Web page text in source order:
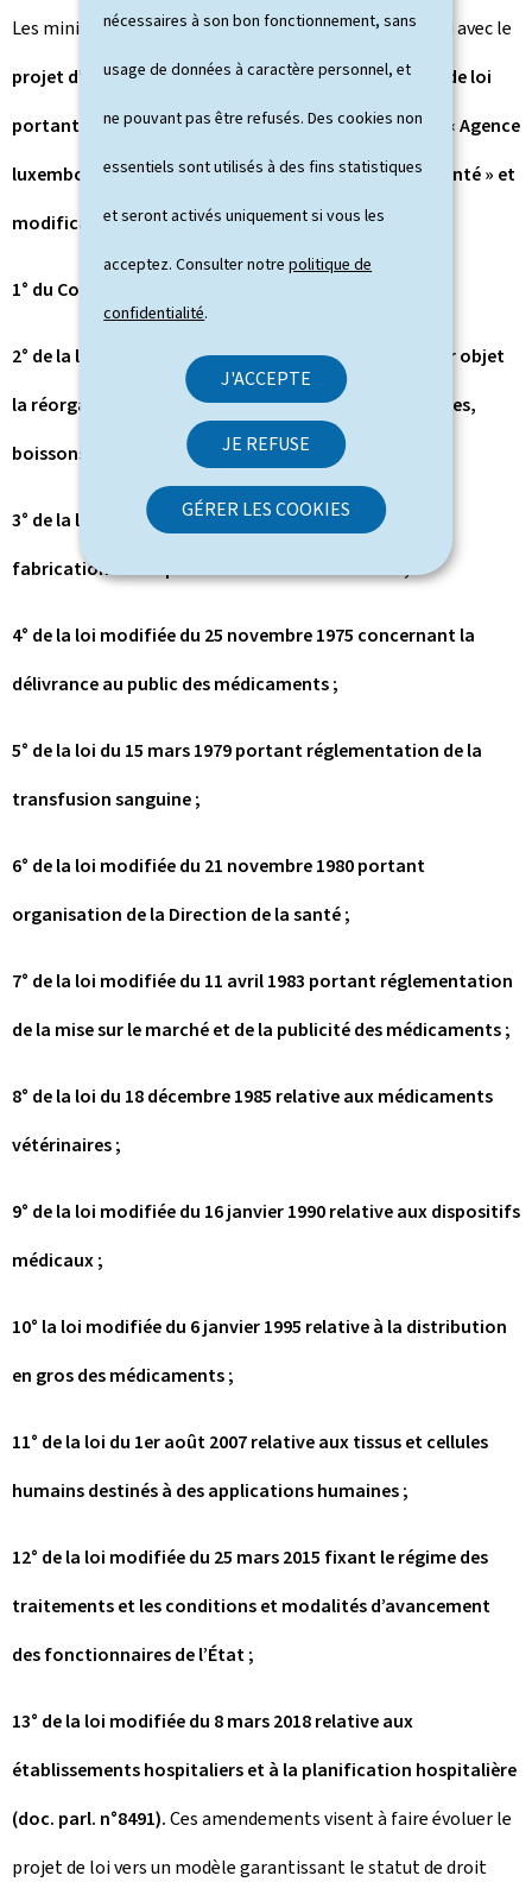
nécessaires à son bon fonctionnement, sans
usage de données à caractère personnel, et
ne pouvant pas être refusés. Des cookies non
essentiels sont utilisés à des fins statistiques
et seront activés uniquement si vous les
acceptez. Consulter notrepolitique de
confidentialité.
J'ACCEPTE
JE REFUSE
GÉRER LES COOKIES
Les ministres réunis en Conseil ont marqué leur accord avec le
projet d’amendements gouvernementaux au projet de loi
portant création d’un établissement public nommé « Agence
luxembourgeoise des médicaments et produits de santé » et
modification :
1° du Code de la sécurité sociale ;
2° de la loi modifiée du 25 septembre 1953 ayant pour objet
la réorganisation du contrôle des denrées alimentaires,
boissons et produits usuels ;
3° de la loi modifiée du 4 août 1975 concernant la
fabrication et l’importation des médicaments ;
4° de la loi modifiée du 25 novembre 1975 concernant la
délivrance au public des médicaments ;
5° de la loi du 15 mars 1979 portant réglementation de la
transfusion sanguine ;
6° de la loi modifiée du 21 novembre 1980 portant
organisation de la Direction de la santé ;
7° de la loi modifiée du 11 avril 1983 portant réglementation
de la mise sur le marché et de la publicité des médicaments ;
8° de la loi du 18 décembre 1985 relative aux médicaments
vétérinaires ;
9° de la loi modifiée du 16 janvier 1990 relative aux dispositifs
médicaux ;
10° la loi modifiée du 6 janvier 1995 relative à la distribution
en gros des médicaments ;
11° de la loi du 1er août 2007 relative aux tissus et cellules
humains destinés à des applications humaines ;
12° de la loi modifiée du 25 mars 2015 fixant le régime des
traitements et les conditions et modalités d’avancement
des fonctionnaires de l’État ;
13° de la loi modifiée du 8 mars 2018 relative aux
établissements hospitaliers et à la planification hospitalière
(doc. parl. n°8491).Ces amendements visent à faire évoluer le
projet de loi vers un modèle garantissant le statut de droit